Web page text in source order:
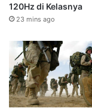
120Hz di Kelasnya
23 mins ago